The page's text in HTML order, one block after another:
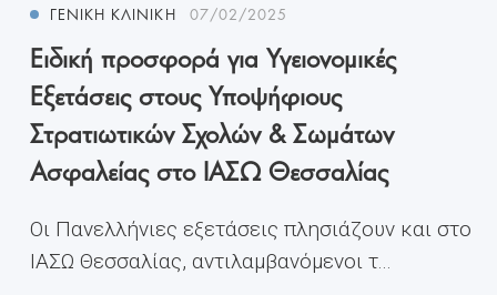
ΓΕΝΙΚΉ ΚΛΙΝΙΚΉ 07/02/2025
Ειδική προσφορά για Υγειονομικές
Εξετάσεις στους Υποψήφιους
Στρατιωτικών Σχολών & Σωμάτων
Ασφαλείας στο ΙΑΣΩ Θεσσαλίας
Οι Πανελλήνιες εξετάσεις πλησιάζουν και στο
ΙΑΣΩ Θεσσαλίας, αντιλαμβανόμενοι τ...